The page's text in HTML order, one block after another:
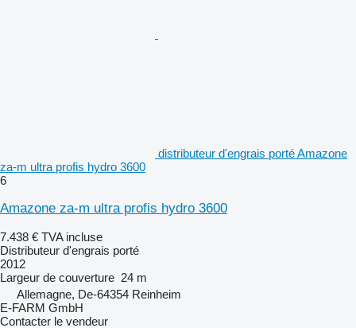
distributeur d'engrais porté Amazone
za-m ultra profis hydro 3600
6
Amazone za-m ultra profis hydro 3600
7.438 € TVA incluse
Distributeur d'engrais porté
2012
Largeur de couverture 24 m
Allemagne, De-64354 Reinheim
E-FARM GmbH
Contacter le vendeur